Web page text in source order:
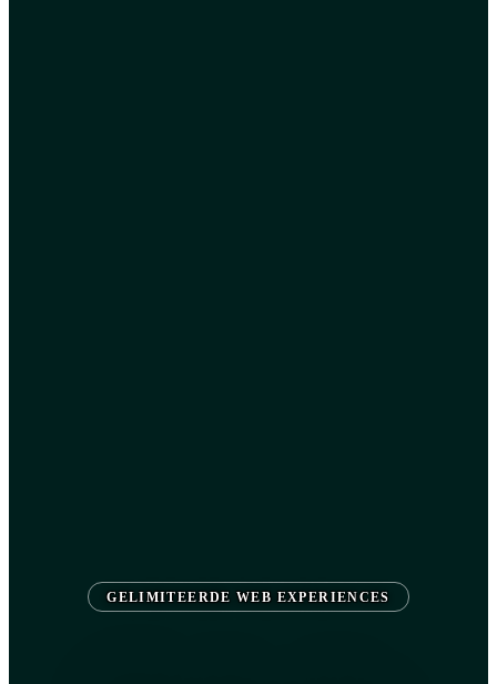
GELIMITEERDE WEB EXPERIENCES